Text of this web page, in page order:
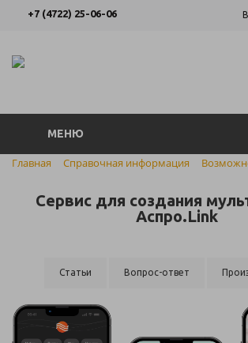
+7 (4722) 25-06-06
МЕНЮ
Главная Справочная информация
Сервис для создания
Аспро.Link
Статьи Вопрос-ответ